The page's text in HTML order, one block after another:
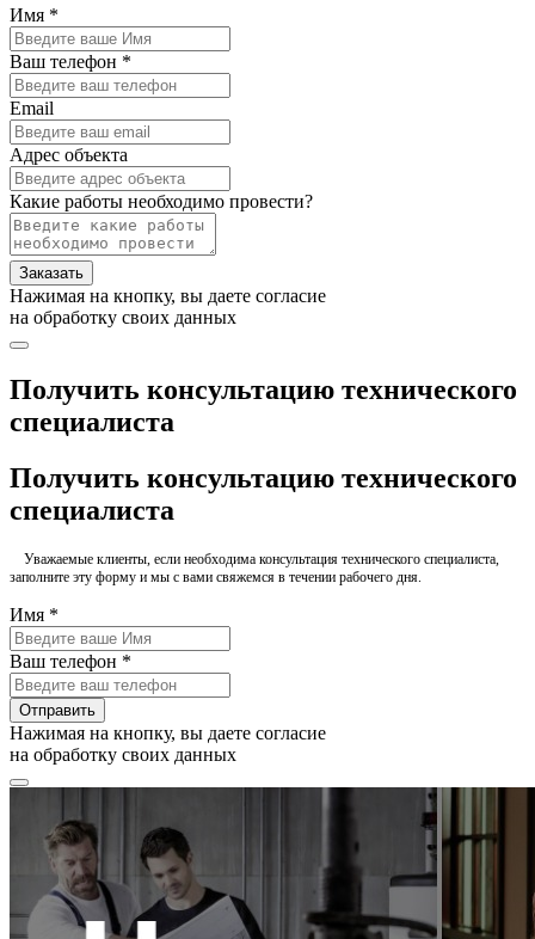
Имя *
Ваш телефон *
Email
Адрес объекта
Какие работы необходимо провести?
Заказать
Нажимая на кнопку, вы даете согласие
на обработку своих данных
Получить консультацию технического
специалиста
Получить консультацию технического
специалиста
Уважаемые клиенты, если необходима консультация технического специалиста,
заполните эту форму и мы с вами свяжемся в течении рабочего дня.
Имя *
Ваш телефон *
Отправить
Нажимая на кнопку, вы даете согласие
на обработку своих данных